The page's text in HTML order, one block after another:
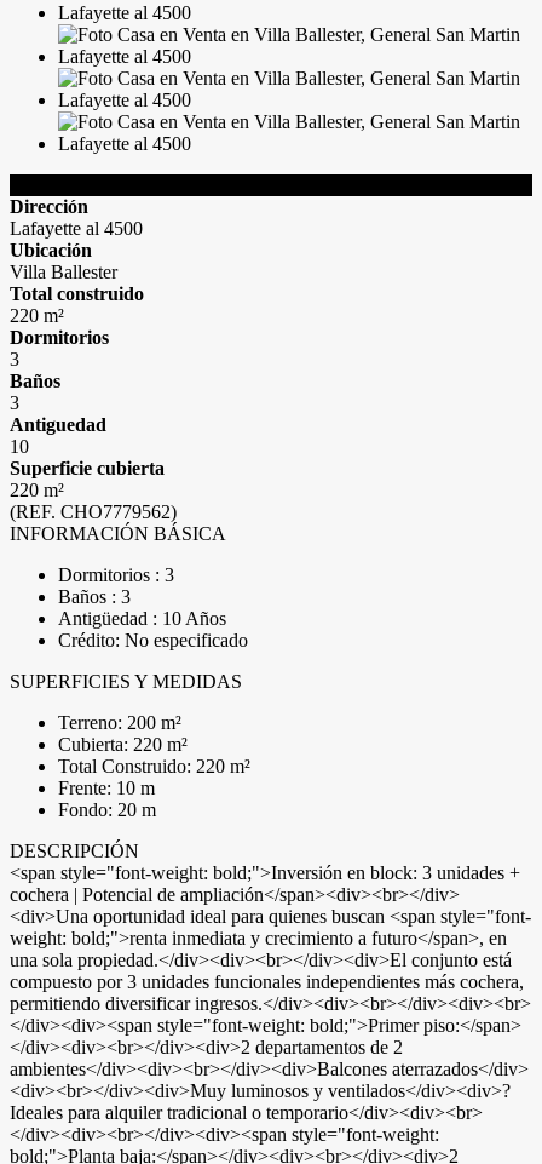
Dirección
Lafayette al 4500
Ubicación
Villa Ballester
Total construido
220 m²
Dormitorios
3
Baños
3
Antiguedad
10
Superficie cubierta
220 m²
(REF. CHO7779562)
INFORMACIÓN BÁSICA
Dormitorios : 3
Baños : 3
Antigüedad : 10 Años
Crédito: No especificado
SUPERFICIES Y MEDIDAS
Terreno: 200 m²
Cubierta: 220 m²
Total Construido: 220 m²
Frente: 10 m
Fondo: 20 m
DESCRIPCIÓN
<span style="font-weight: bold;">Inversión en block: 3 unidades +
cochera | Potencial de ampliación</span><div><br></div>
<div>Una oportunidad ideal para quienes buscan <span style="font-
weight: bold;">renta inmediata y crecimiento a futuro</span>, en
una sola propiedad.</div><div><br></div><div>El conjunto está
compuesto por 3 unidades funcionales independientes más cochera,
permitiendo diversificar ingresos.</div><div><br></div><div><br>
</div><div><span style="font-weight: bold;">Primer piso:</span>
</div><div><br></div><div>2 departamentos de 2
ambientes</div><div><br></div><div>Balcones aterrazados</div>
<div><br></div><div>Muy luminosos y ventilados</div><div>?
Ideales para alquiler tradicional o temporario</div><div><br>
</div><div><br></div><div><span style="font-weight:
bold;">Planta baja:</span></div><div><br></div><div>2